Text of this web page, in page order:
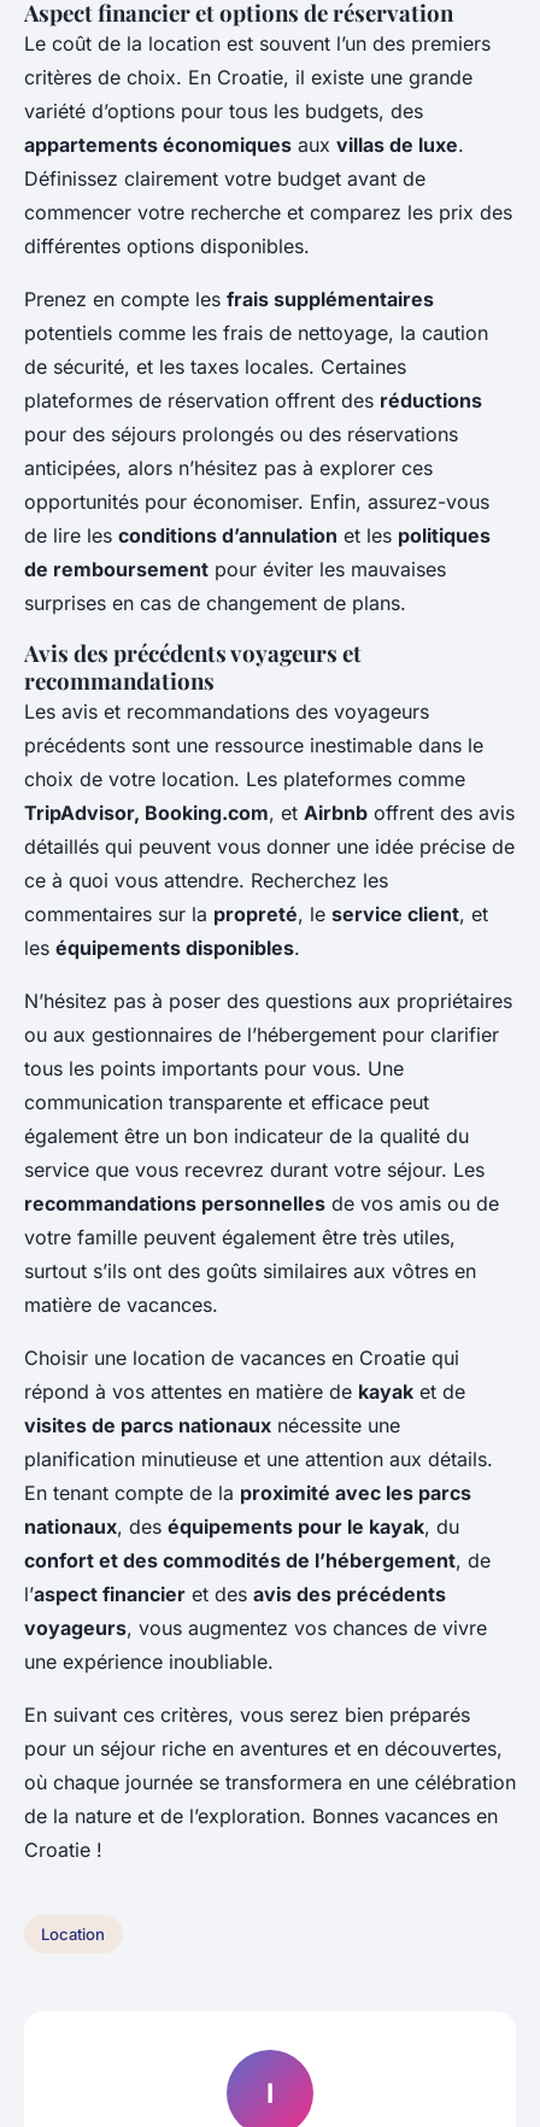
Aspect financier et options de réservation
Le coût de la location est souvent l’un des premiers
critères de choix. En Croatie, il existe une grande
variété d’options pour tous les budgets, des
appartements économiques aux villas de luxe.
Définissez clairement votre budget avant de
commencer votre recherche et comparez les prix des
différentes options disponibles.
Prenez en compte les frais supplémentaires
potentiels comme les frais de nettoyage, la caution
de sécurité, et les taxes locales. Certaines
plateformes de réservation offrent des réductions
pour des séjours prolongés ou des réservations
anticipées, alors n’hésitez pas à explorer ces
opportunités pour économiser. Enfin, assurez-vous
de lire les conditions d’annulation et les politiques
de remboursement pour éviter les mauvaises
surprises en cas de changement de plans.
Avis des précédents voyageurs et
recommandations
Les avis et recommandations des voyageurs
précédents sont une ressource inestimable dans le
choix de votre location. Les plateformes comme
TripAdvisor, Booking.com, et Airbnb offrent des avis
détaillés qui peuvent vous donner une idée précise de
ce à quoi vous attendre. Recherchez les
commentaires sur la propreté, le service client, et
les équipements disponibles.
N’hésitez pas à poser des questions aux propriétaires
ou aux gestionnaires de l’hébergement pour clarifier
tous les points importants pour vous. Une
communication transparente et efficace peut
également être un bon indicateur de la qualité du
service que vous recevrez durant votre séjour. Les
recommandations personnelles de vos amis ou de
votre famille peuvent également être très utiles,
surtout s’ils ont des goûts similaires aux vôtres en
matière de vacances.
Choisir une location de vacances en Croatie qui
répond à vos attentes en matière de kayak et de
visites de parcs nationaux nécessite une
planification minutieuse et une attention aux détails.
En tenant compte de la proximité avec les parcs
nationaux, des équipements pour le kayak, du
confort et des commodités de l’hébergement, de
l’aspect financier et des avis des précédents
voyageurs, vous augmentez vos chances de vivre
une expérience inoubliable.
En suivant ces critères, vous serez bien préparés
pour un séjour riche en aventures et en découvertes,
où chaque journée se transformera en une célébration
de la nature et de l’exploration. Bonnes vacances en
Croatie !
Location
I